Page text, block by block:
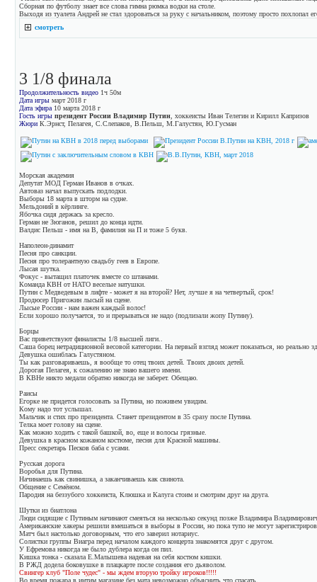
Сборная по футболу знает все слова гимна рюмка водки на столе.
Выходя из туалета Андрей не стал здороваться за руку с начальником, поэтому просто похлопал
смотреть
3 1/8 финала
Продолжительность видео 1ч 50м
Дата игры март 2018 г
Дата эфира 10 марта 2018 г
Гость игры президент России Владимир Путин , хоккеисты Иван Телегин и Кирилл Капризов
Жюри К.Эрнст, Пелагея, С.Слепаков, В.Пельш, М.Галустян, Ю.Гусман
Морская академия
Депутат МОД Герман Иванов в очках.
Автоваз начал выпускать подлодки.
Выборы 18 марта в шторм на судне.
Мельдоний в кёрлинге.
Ябочка сидя держась за кресло.
Герман не Зюганов, решил до конца идти.
Валдис Пельш - имя на В, фамилия на П и тоже 5 букв.
Наполеон-динамит
Песня про санкции.
Песня про толерантную свадьбу геев в Европе.
Лысая шутка.
Фокус - вытащил платочек вместе со штанами.
Команда КВН от НАТО веселые натушки.
Путин с Медведевым в лифте - может я на второй? Нет, лучше я на четвертый, срок!
Продюсер Пригожин лысый на сцене.
Лысые России - нам важен каждый волос!
Если хорошо получается, то и прерываться не надо (подлизали жопу Путину).
Борцы
Вас приветствуют финалисты 1/8 высшей лиги..
Саша борец нетрадиционной весовой категории. На первый взгляд может показаться, но реально
Девушка ошиблась Галустяном.
Ты как разговариваешь, я вообще то отец твоих детей. Твоих двоих детей.
Дорогая Пелагея, к сожалению не знаю вашего имени.
В КВНе никто медали обратно никогда не заберет. Обещаю.
Раисы
Егорке не придется голосовать за Путина, но поживем увидим.
Кому надо тот услышал.
Мальчик и стих про президента. Станет президентом в 35 сразу после Путина.
Телка моет голову на сцене.
Как можно ходить с такой башкой, во, еще и волосы грязные.
Девушка в красном кожаном костюме, песня для Красной машины.
Пресс секретарь Песков баба с усами.
Русская дорога
Воробья для Путина.
Начинаешь как свинишка, а заканчиваешь как свинота.
Общение с Семёном.
Пародия на беззубого хоккеиста, Клюшка и Калуга стоим и смотрим друг на друга.
Шутки из биатлона
Люди сидящие с Путиным начинают смеяться на несколько секунд позже Владимира
Американские хакеры решили вмешаться в выборы в России, но пока тупо не могут
Матч был настолько договорным, что его заверил нотариус.
Солистки группы Виагра перед началом каждого концерта знакомятся друг с другом.
У Ефремова никогда не было дублера когда он пил.
Кишка тонка - сказала Е.Малышева надевая на себя костюм кишки.
В РЖД додела боковушке в плацкарте после создания его дьяволом.
Свингер клуб "Поле чудес" - мы ждем вторую тройку игроков!!!!!
Во время пожара в интим магазине без мата невозможно объяснить что спасать.